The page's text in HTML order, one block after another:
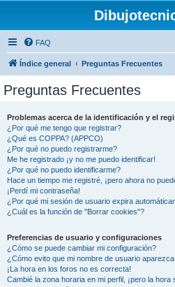
FAQ
Índice general Preguntas Frecuentes
Preguntas Frecuentes
Problemas acerca de la identificación y el
¿Por qué me tengo que registrar?
¿Qué es COPPA? (APPCO)
¿Por qué no puedo registrarme?
Me he registrado ¡y no me puedo identificar!
¿Por qué no puedo identificarme?
Hace un tiempo me registré, ¡pero ahora no
¡Perdí mi contraseña!
¿Por qué mi sesión de usuario expira
¿Cuál es la función de "Borrar cookies"?
Preferencias de usuario y configuraciones
¿Cómo se puede cambiar mi configuración?
¿Cómo evito que mi nombre de usuario
¡La hora en los foros no es correcta!
Cambié la zona horaria en mi perfil, ¡pero la hora